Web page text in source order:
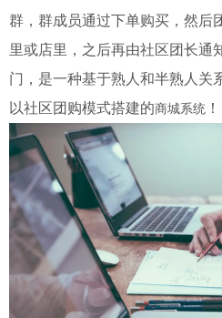
群，群成员通过下单购买，然后
里或店里，之后再由社区团长通
门，是一种基于熟人和半熟人关
以社区团购模式搭建的商城系统 ！